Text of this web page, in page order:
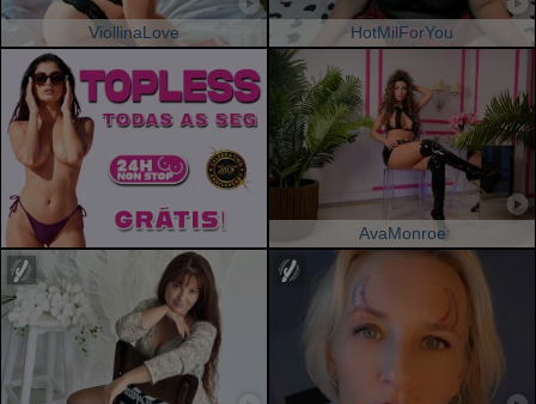
ViollinaLove HotMilForYou
AvaMonroe